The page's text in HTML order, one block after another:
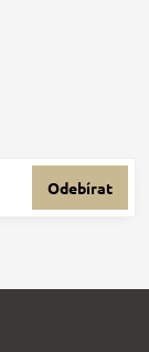
Odebírat